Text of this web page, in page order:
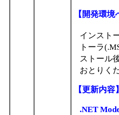
【 開発環境
インスト
トーラ
ストール
おとりく
【更新内容
.NET